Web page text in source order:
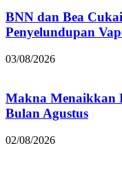
BNN dan Bea
Penyelundupan
03/08/2026
Makna Menaikkan
Bulan Agustus
02/08/2026